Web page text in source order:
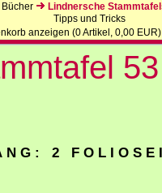
Lindnersche
Tipps und Tricks
anzeigen (0Artikel, 0,00 EUR)
N G : 2 F O L I O S E